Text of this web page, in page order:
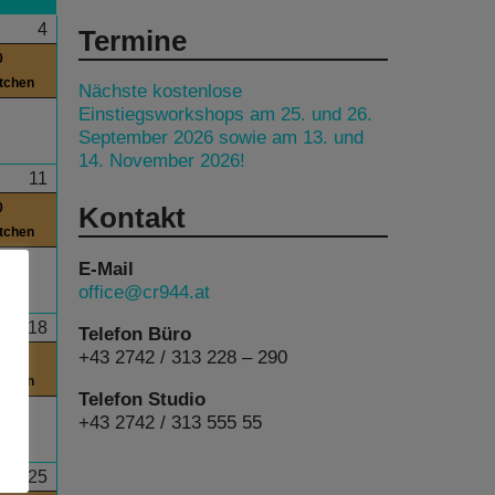
4
11
18
25
Termine
Nächste kostenlose
Einstiegsworkshops am 25. und 26.
September 2026 sowie am 13. und
14. November 2026!
Kontakt
E-Mail
office@cr944.at
Telefon Büro
+43 2742 / 313 228 – 290
Telefon Studio
+43 2742 / 313 555 55